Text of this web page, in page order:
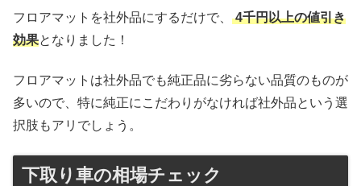
フロアマットを社外品にするだけで、 4千円以上の値引き
効果となりました！
フロアマットは社外品でも純正品に劣らない品質のものが
多いので、特に純正にこだわりがなければ社外品という選
択肢もアリでしょう。
下取り車の相場チェック